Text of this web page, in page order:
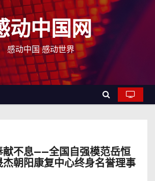
动中国网
感动中国 感动世界
献不息——全国自强模范岳恒
朝阳康复中心终身名誉理事